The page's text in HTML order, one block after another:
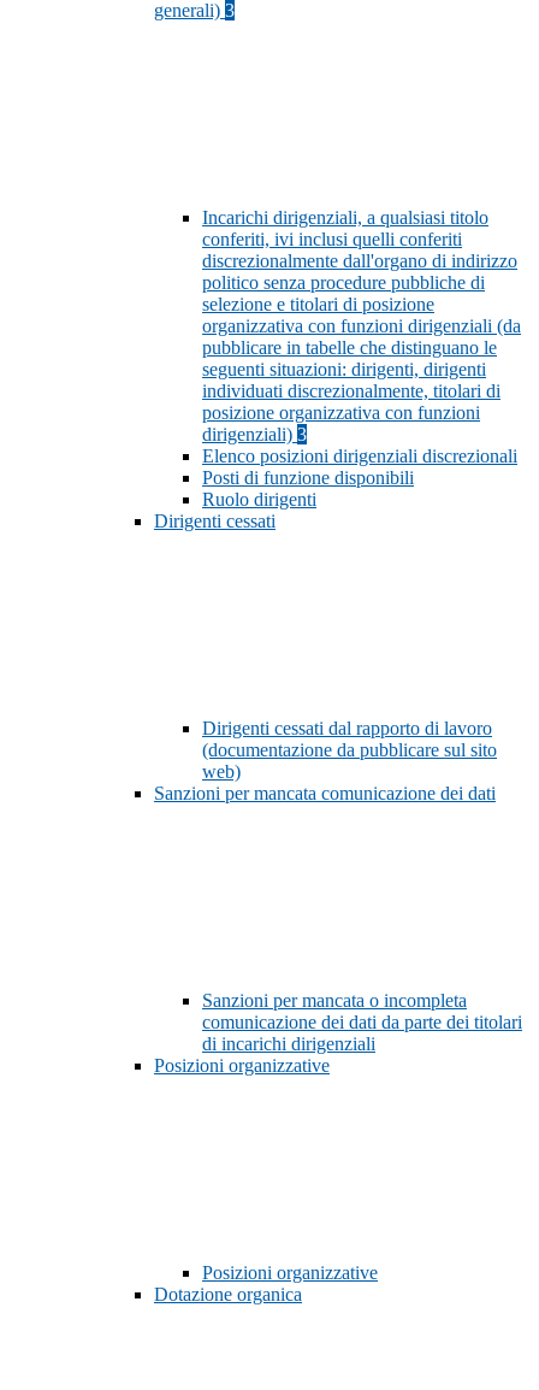
generali) 3
Incarichi dirigenziali, a qualsiasi titolo
conferiti, ivi inclusi quelli conferiti
discrezionalmente dall'organo di indirizzo
politico senza procedure pubbliche di
selezione e titolari di posizione
organizzativa con funzioni dirigenziali (da
pubblicare in tabelle che distinguano le
seguenti situazioni: dirigenti, dirigenti
individuati discrezionalmente, titolari di
posizione organizzativa con funzioni
dirigenziali) 3
Elenco posizioni dirigenziali discrezionali
Posti di funzione disponibili
Ruolo dirigenti
Dirigenti cessati
Dirigenti cessati dal rapporto di lavoro
(documentazione da pubblicare sul sito
web)
Sanzioni per mancata comunicazione dei dati
Sanzioni per mancata o incompleta
comunicazione dei dati da parte dei titolari
di incarichi dirigenziali
Posizioni organizzative
Posizioni organizzative
Dotazione organica